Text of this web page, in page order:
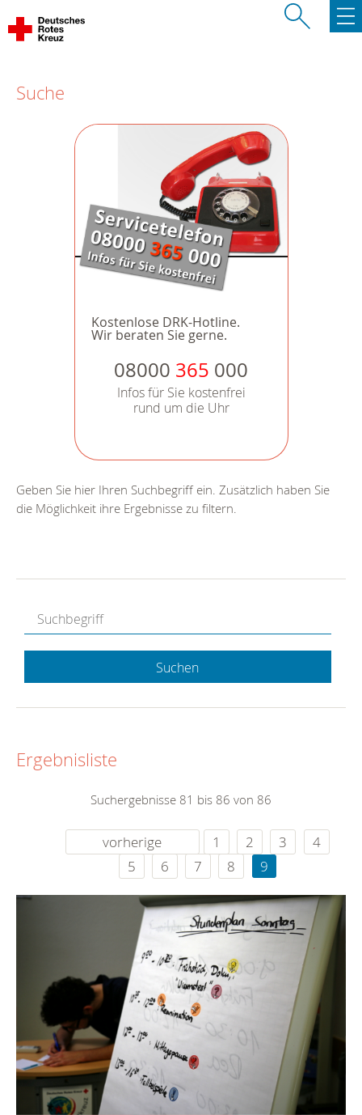
Suche
Kostenlose DRK-Hotline.
Wir beraten Sie gerne.
08000 365 000
Infos für Sie kostenfrei
rund um die Uhr
Geben Sie hier Ihren Suchbegriff ein. Zusätzlich haben Sie
die Möglichkeit ihre Ergebnisse zu filtern.
Suchen
Ergebnisliste
Suchergebnisse 81 bis 86 von 86
vorherige 1 2 3
4
5
6 7 8 9